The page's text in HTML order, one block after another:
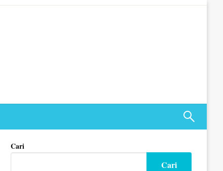
Cari
Cari